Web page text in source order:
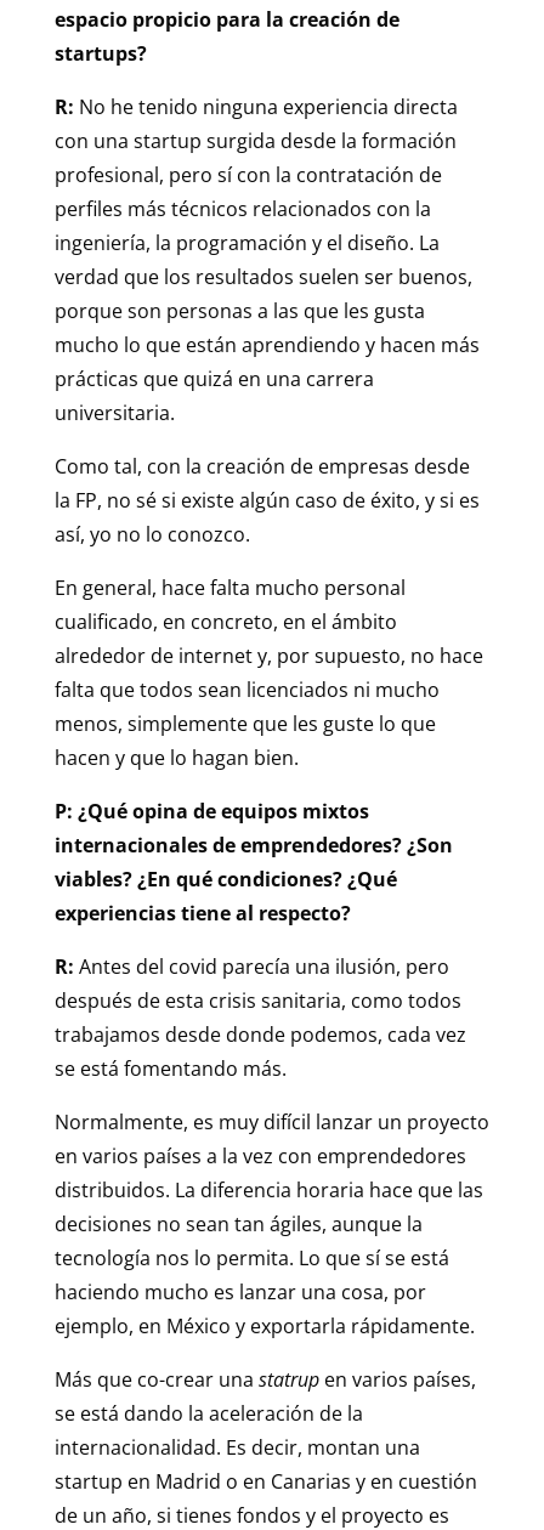
espacio propicio para la creación de
startups?
R: No he tenido ninguna experiencia directa
con una startup surgida desde la formación
profesional, pero sí con la contratación de
perfiles más técnicos relacionados con la
ingeniería, la programación y el diseño. La
verdad que los resultados suelen ser buenos,
porque son personas a las que les gusta
mucho lo que están aprendiendo y hacen más
prácticas que quizá en una carrera
universitaria.
Como tal, con la creación de empresas desde
la FP, no sé si existe algún caso de éxito, y si es
así, yo no lo conozco.
En general, hace falta mucho personal
cualificado, en concreto, en el ámbito
alrededor de internet y, por supuesto, no hace
falta que todos sean licenciados ni mucho
menos, simplemente que les guste lo que
hacen y que lo hagan bien.
P: ¿Qué opina de equipos mixtos
internacionales de emprendedores? ¿Son
viables? ¿En qué condiciones? ¿Qué
experiencias tiene al respecto?
R: Antes del covid parecía una ilusión, pero
después de esta crisis sanitaria, como todos
trabajamos desde donde podemos, cada vez
se está fomentando más.
Normalmente, es muy difícil lanzar un proyecto
en varios países a la vez con emprendedores
distribuidos. La diferencia horaria hace que las
decisiones no sean tan ágiles, aunque la
tecnología nos lo permita. Lo que sí se está
haciendo mucho es lanzar una cosa, por
ejemplo, en México y exportarla rápidamente.
Más que co-crear una statrupen varios países,
se está dando la aceleración de la
internacionalidad. Es decir, montan una
startup en Madrid o en Canarias y en cuestión
de un año, si tienes fondos y el proyecto es